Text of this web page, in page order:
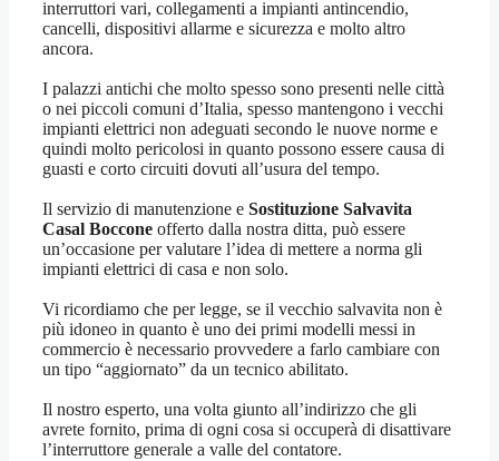
interruttori vari, collegamenti a impianti antincendio,
cancelli, dispositivi allarme e sicurezza e molto altro
ancora.
I palazzi antichi che molto spesso sono presenti nelle città
o nei piccoli comuni d’Italia, spesso mantengono i vecchi
impianti elettrici non adeguati secondo le nuove norme e
quindi molto pericolosi in quanto possono essere causa di
guasti e corto circuiti dovuti all’usura del tempo.
Il servizio di manutenzione e Sostituzione Salvavita
Casal Boccone offerto dalla nostra ditta, può essere
un’occasione per valutare l’idea di mettere a norma gli
impianti elettrici di casa e non solo.
Vi ricordiamo che per legge, se il vecchio salvavita non è
più idoneo in quanto è uno dei primi modelli messi in
commercio è necessario provvedere a farlo cambiare con
un tipo “aggiornato” da un tecnico abilitato.
Il nostro esperto, una volta giunto all’indirizzo che gli
avrete fornito, prima di ogni cosa si occuperà di disattivare
l’interruttore generale a valle del contatore.